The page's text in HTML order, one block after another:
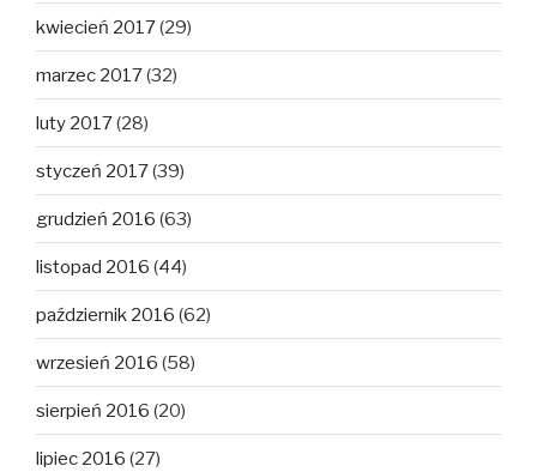
kwiecień 2017(29)
marzec 2017(32)
luty 2017(28)
styczeń 2017(39)
grudzień 2016 (63)
listopad 2016 (44)
październik 2016 (62)
wrzesień 2016 (58)
sierpień 2016 (20)
lipiec 2016 (27)